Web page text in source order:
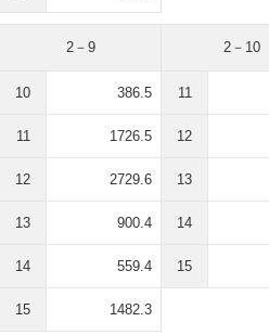
2－9
10 386.5
11 1726.5
12 2729.6
13 900.4
14 559.4
15 1482.3
2－10
11
12
13
14
15